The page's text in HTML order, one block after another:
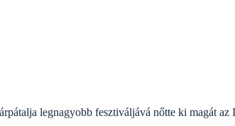
legnagyobb fesztiváljává nőtte ki magát